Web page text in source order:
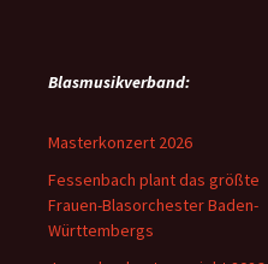
Blasmusikverband:
Masterkonzert 2026
Fessenbach plant das größte
Frauen-Blasorchester Baden-
Württembergs